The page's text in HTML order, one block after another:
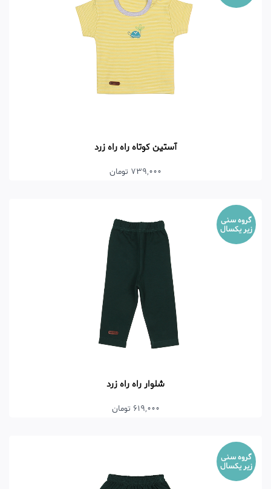
آستین کوتاه راه راه زرد
739,000 تومان
گروه سنی
زیر یکسال
شلوار راه راه زرد
619,000 تومان
گروه سنی
زیر یکسال